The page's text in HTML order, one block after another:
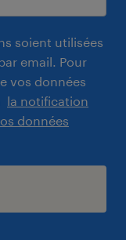
soient utilisées
email. Pour
vos données
la notification
données